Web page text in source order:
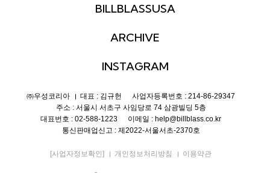
BILLBLASSUSA
ARCHIVE
INSTAGRAM
㈜우성코리아 대표 : 김규헌
사업자등록번호 : 214-86-29347
주소 : 서울시 서초구 사임당로 74 삼광빌딩 5층
대표번호 : 02-588-1223
이메일 : help@billblass.co.kr
통신판매업신고 : 제2022-서울서초-2370호
[사업자정보확인] 개인정보처리방침 이용약관